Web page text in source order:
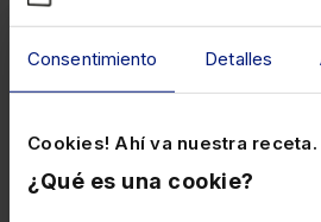
Consentimiento Detalles
Cookies! Ahí va nuestra receta.
¿Qué es una cookie?